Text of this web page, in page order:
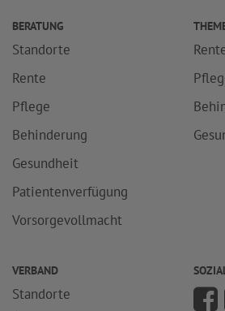
BERATUNG
Standorte
Rente
Pflege
Behinderung
Gesundheit
Patientenverfügung
Vorsorgevollmacht
VERBAND
Standorte